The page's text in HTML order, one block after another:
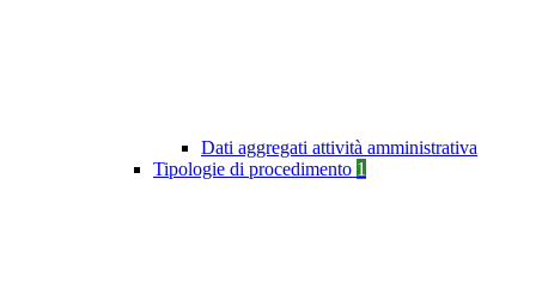
Dati aggregati attività amministrativa
Tipologie di procedimento 1